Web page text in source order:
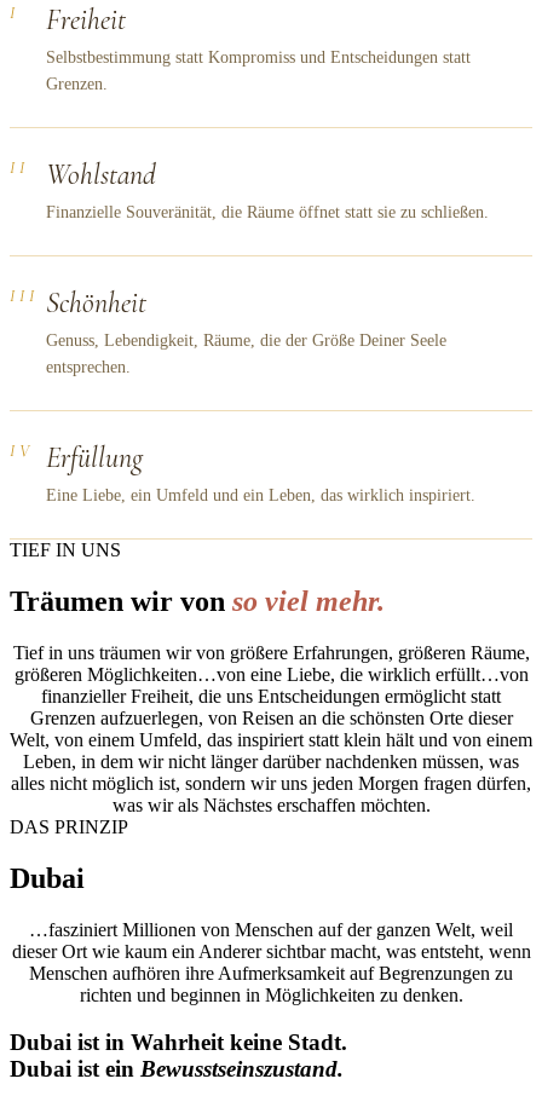
I Freiheit
Selbstbestimmung statt Kompromiss und Entscheidungen statt
Grenzen.
II Wohlstand
Finanzielle Souveränität, die Räume öffnet statt sie zu schließen.
III Schönheit
Genuss, Lebendigkeit, Räume, die der Größe Deiner Seele
entsprechen.
IV Erfüllung
Eine Liebe, ein Umfeld und ein Leben, das wirklich inspiriert.
TIEF IN UNS
Träumen wir von so viel mehr.
Tief in uns träumen wir von größere Erfahrungen, größeren Räume,
größeren Möglichkeiten…von eine Liebe, die wirklich erfüllt…von
finanzieller Freiheit, die uns Entscheidungen ermöglicht statt
Grenzen aufzuerlegen, von Reisen an die schönsten Orte dieser
Welt, von einem Umfeld, das inspiriert statt klein hält und von einem
Leben, in dem wir nicht länger darüber nachdenken müssen, was
alles nicht möglich ist, sondern wir uns jeden Morgen fragen dürfen,
was wir als Nächstes erschaffen möchten.
DAS PRINZIP
Dubai
…fasziniert Millionen von Menschen auf der ganzen Welt, weil
dieser Ort wie kaum ein Anderer sichtbar macht, was entsteht, wenn
Menschen aufhören ihre Aufmerksamkeit auf Begrenzungen zu
richten und beginnen in Möglichkeiten zu denken.
Dubai ist in Wahrheit keine Stadt.
Dubai ist ein Bewusstseinszustand.